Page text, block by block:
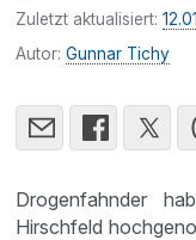
Zuletzt aktualisiert:
Autor:Gunnar Tichy
Drogenfahnder
Hirschfeld